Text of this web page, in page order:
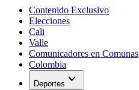
Contenido Exclusivo
Elecciones
Cali
Valle
Comunicadores en Comunas
Colombia
Deportes expand_more